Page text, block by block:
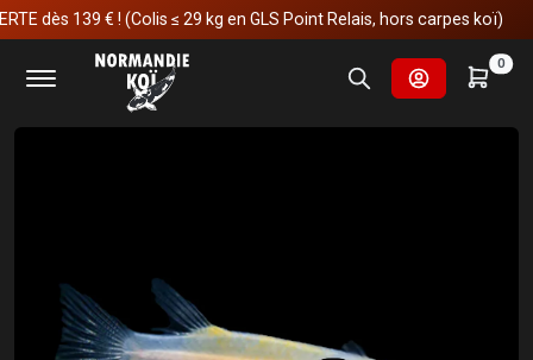
139 € ! (Colis ≤ 29 kg en GLS Point Relais, hors carpes koï)
0
Accueil
Autres poissons de bassin
Oryzias latipes - Medaka White Orange